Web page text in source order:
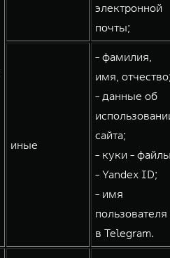
электронной
почты;
иные
- фамилия,
имя,
- данные об
сайта;
- куки -
- Yandex ID;
- имя
пользователя
в Telegram.